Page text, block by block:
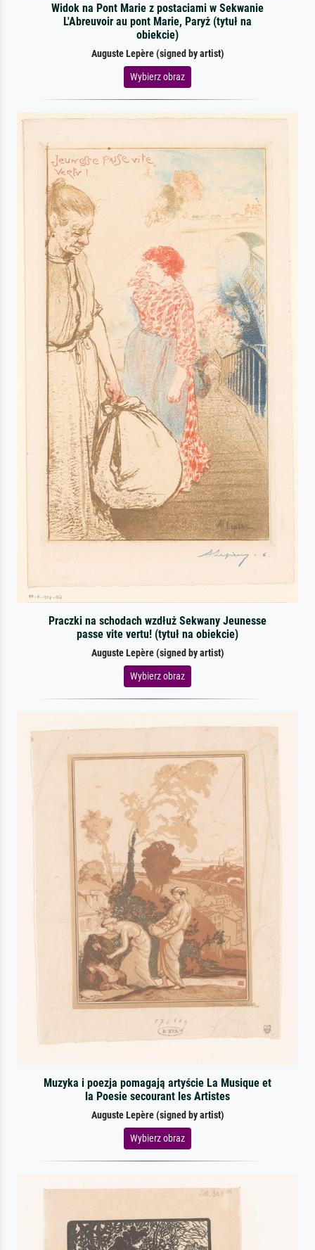
Widok na Pont Marie z postaciami w Sekwanie
L'Abreuvoir au pont Marie, Paryż (tytuł na
obiekcie)
Auguste Lepère (signed by artist)
Wybierz obraz
Praczki na schodach wzdłuż Sekwany Jeunesse
passe vite vertu! (tytuł na obiekcie)
Auguste Lepère (signed by artist)
Wybierz obraz
Muzyka i poezja pomagają artyście La Musique et
la Poesie secourant les Artistes
Auguste Lepère (signed by artist)
Wybierz obraz